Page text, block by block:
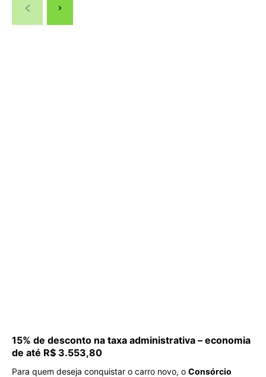
15% de desconto na taxa administrativa – economia
de até R$ 3.553,80
Para quem deseja conquistar o carro novo, o Consórcio